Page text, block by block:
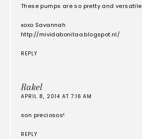
These pumps are so pretty and
xoxo Savannah
http://mividabonitaa.blogspot.nl/
REPLY
Rakel
APRIL 8, 2014 AT 7:16 AM
son preciosos!
REPLY